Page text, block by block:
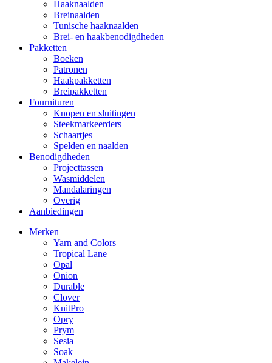
Haaknaalden
Breinaalden
Tunische haaknaalden
Brei- en haakbenodigdheden
Pakketten
Boeken
Patronen
Haakpakketten
Breipakketten
Fournituren
Knopen en sluitingen
Steekmarkeerders
Schaartjes
Spelden en naalden
Benodigdheden
Projecttassen
Wasmiddelen
Mandalaringen
Overig
Aanbiedingen
Merken
Yarn and Colors
Tropical Lane
Opal
Onion
Durable
Clover
KnitPro
Opry
Prym
Sesia
Soak